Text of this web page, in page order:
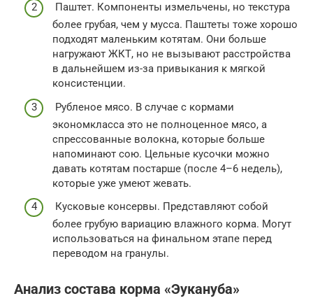
Паштет. Компоненты измельчены, но текстура
более грубая, чем у мусса. Паштеты тоже хорошо
подходят маленьким котятам. Они больше
нагружают ЖКТ, но не вызывают расстройства
в дальнейшем из-за привыкания к мягкой
консистенции.
Рубленое мясо. В случае с кормами
экономкласса это не полноценное мясо, а
спрессованные волокна, которые больше
напоминают сою. Цельные кусочки можно
давать котятам постарше (после 4–6 недель),
которые уже умеют жевать.
Кусковые консервы. Представляют собой
более грубую вариацию влажного корма. Могут
использоваться на финальном этапе перед
переводом на гранулы.
Анализ состава корма «Эукануба»